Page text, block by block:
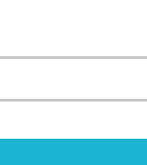
索: